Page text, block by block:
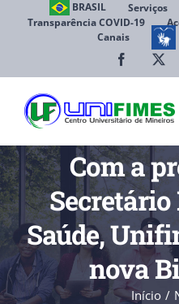
BRASIL Serviços
Transparência COVID-19
Canais
Facebook
Com a
Secretário
Saúde,
nova
Início